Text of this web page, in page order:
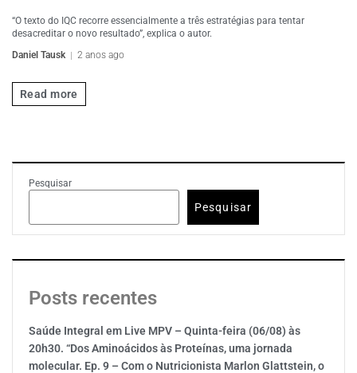
“O texto do IQC recorre essencialmente a três estratégias para tentar
desacreditar o novo resultado”, explica o autor.
Daniel Tausk
2 anos ago
Read more
Pesquisar
Pesquisar
Posts recentes
Saúde Integral em Live MPV – Quinta-feira (06/08) às
20h30. “Dos Aminoácidos às Proteínas, uma jornada
molecular. Ep. 9 – Com o Nutricionista Marlon Glattstein, o